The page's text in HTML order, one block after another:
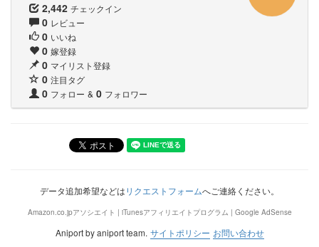
2,442 チェックイン
0 レビュー
0 いいね
0 嫁登録
0 マイリスト登録
0 注目タグ
0 フォロー & 0 フォロワー
データ追加希望などはリクエストフォームへご連絡ください。
Amazon.co.jpアソシエイト | iTunesアフィリエイトプログラム | Google AdSense
Aniport by aniport team. サイトポリシー お問い合わせ